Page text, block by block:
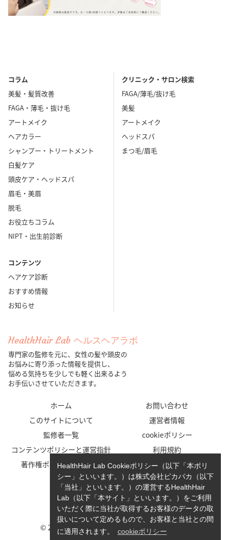
コラム
美髪・髪質改善
FAGA・薄毛・抜け毛
アートメイク
ヘアカラー
シャンプー・トリートメント
白髪ケア
頭皮ケア・ヘッドスパ
眉毛・美眉
脱毛
お役立ちコラム
NIPT・出生前診断
コンテンツ
ヘアケア診断
おすすめ情報
お知らせ
クリニック・サロン検索
FAGA/薄毛/抜け毛
美髪
アートメイク
ヘッドスパ
まつ毛/眉毛
HealthHair Lab ヘルスヘアラボ
専門家の監修を元に、女性の髪や頭皮の
お悩みに寄り添った情報を提供し、
悩める気持ちを少しでも軽く出来るよう
お手伝いさせていただきます。
ホーム
お問い合わせ
このサイトについて
運営者情報
監修者一覧
cookieポリシー
コンテンツポリシーと運営指針
利用規約
著作権ポリシー/免責事項
プライバシーポリシー
© 2023-2026 HealthHair Lab ヘルスヘアラボ.
HealthHair Lab Cookieポリシー（以下「本ポリ
シー」といいます。）は株式会社ピカパカ（以下
「当社」といいます。）の運営するHealthHair
Lab（以下「本サイト」といいます。）をご利用
いただく際に当社が取得するお客様のデータの取
扱いについて定めるもので、お客様と当社との間
に適用されます。
cookieポリシー